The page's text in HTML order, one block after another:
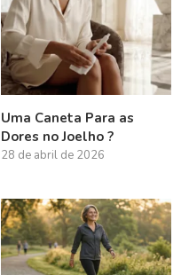
Uma Caneta Para as
Dores no Joelho ?
28 de abril de 2026